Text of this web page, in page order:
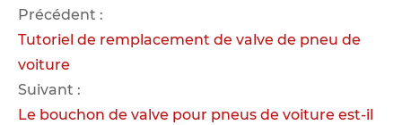
Précédent :
Tutoriel de remplacement de valve de pneu de
voiture
Suivant :
Le bouchon de valve pour pneus de voiture est-il